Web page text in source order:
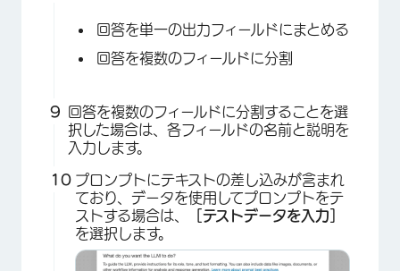
回答を単一の出力フィールドにまとめる
回答を複数のフィールドに分割
回答を複数のフィールドに分割することを選
択した場合は、各フィールドの名前と説明を
入力します。
プロンプトにテキストの差し込みが含まれ
ており、データを使用してプロンプトをテ
ストする場合は、
［テストデータを入力］
を選択します。